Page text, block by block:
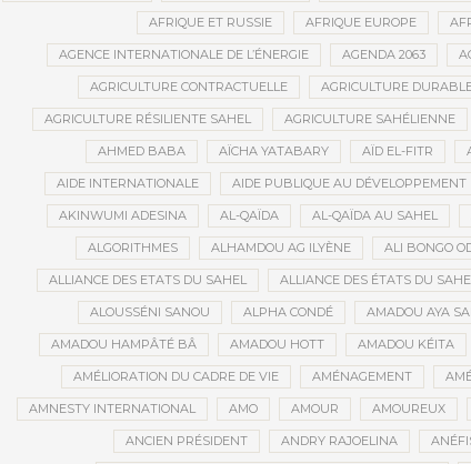
AFRIQUE ET RUSSIE AFRIQUE EUROPE
AGENCE INTERNATIONALE DE L’ÉNERGIE AGENDA 2063
AGRICULTURE CONTRACTUELLE AGRICULTURE
AGRICULTURE RÉSILIENTE SAHEL AGRICULTURE SAHÉLIENNE
AHMED BABA AÏCHA YATABARY AÏD EL-FITR
AIDE INTERNATIONALE AIDE PUBLIQUE AU DÉVELOPPEMENT
AKINWUMI ADESINA AL-QAÏDA AL-QAÏDA AU SAHEL
ALGORITHMES ALHAMDOU AG ILYÈNE ALI BONGO
ALLIANCE DES ETATS DU SAHEL ALLIANCE DES ÉTATS DU
ALOUSSÉNI SANOU ALPHA CONDÉ AMADOU AYA
AMADOU HAMPÂTÉ BÂ AMADOU HOTT AMADOU KÉITA
AMÉLIORATION DU CADRE DE VIE AMÉNAGEMENT
AMNESTY INTERNATIONAL AMO AMOUR AMOUREUX
ANCIEN PRÉSIDENT ANDRY RAJOELINA